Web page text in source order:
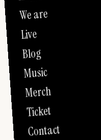
We are
Live
Blog
Music
Merch
Ticket
Contact